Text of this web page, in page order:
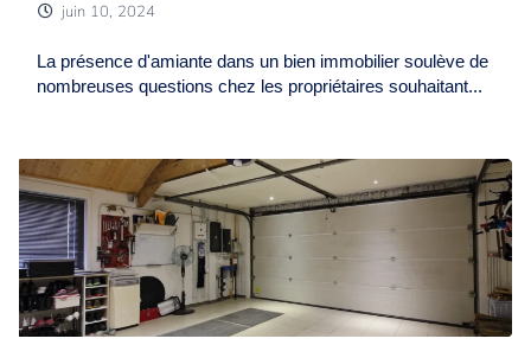
juin 10, 2024
La présence d'amiante dans un bien immobilier soulève de
nombreuses questions chez les propriétaires souhaitant...